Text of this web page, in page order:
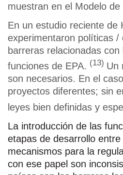
muestran en el Modelo
En un estudio reciente de
experimentaron políticas /
barreras relacionadas
funciones de EPA. (13) Un
son necesarios. En el
proyectos diferentes; sin
leyes bien definidas y
La introducción de las
etapas de desarrollo
mecanismos para la
con ese papel son